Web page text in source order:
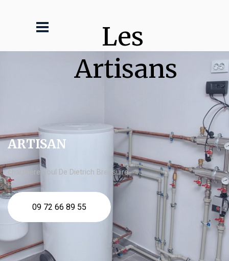
Les
Artisans
ARTISAN
chaudière fioul De Dietrich Bressuire
09 72 66 89 55